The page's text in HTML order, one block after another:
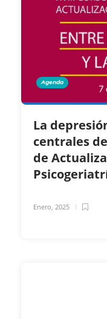
Agenda
La
centrales
de
Enero, 2025